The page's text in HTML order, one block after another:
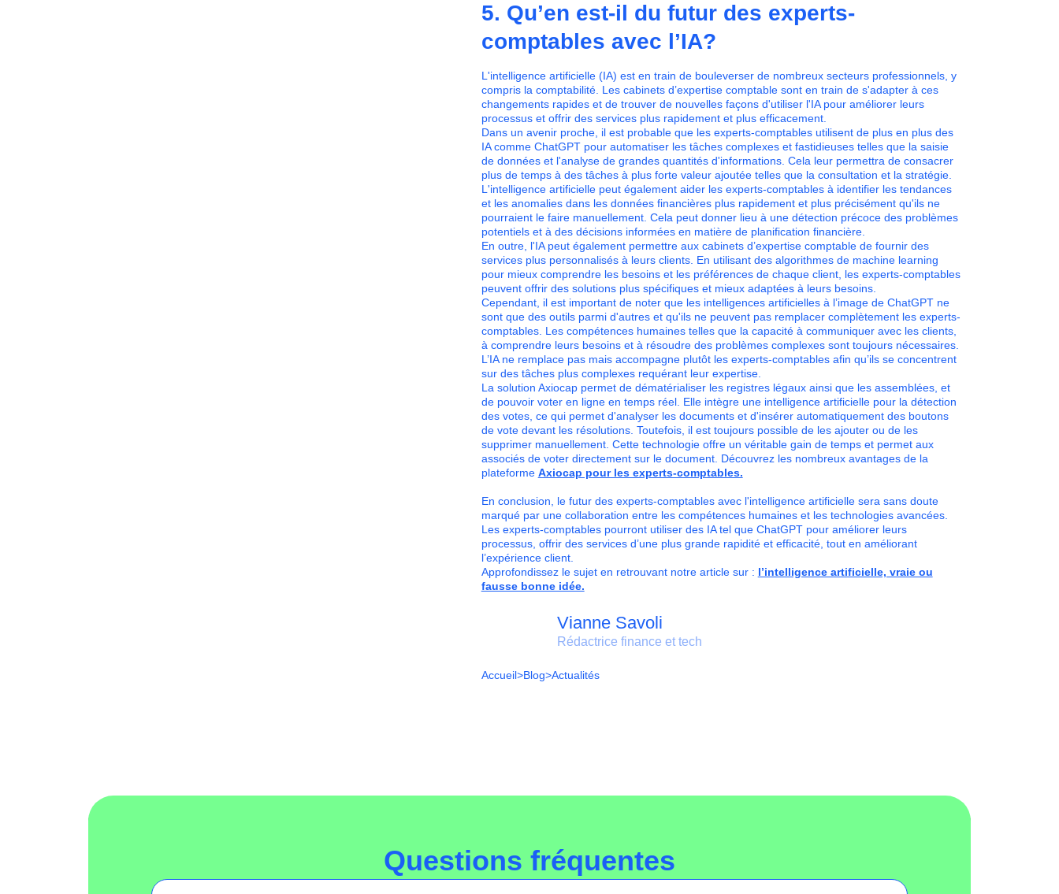
5. Qu’en est-il du futur des experts-
comptables avec l’IA?
L'intelligence artificielle (IA) est en train de bouleverser de nombreux secteurs professionnels, y
compris la comptabilité. Les cabinets d’expertise comptable sont en train de s'adapter à ces
changements rapides et de trouver de nouvelles façons d'utiliser l'IA pour améliorer leurs
processus et offrir des services plus rapidement et plus efficacement.
Dans un avenir proche, il est probable que les experts-comptables utilisent de plus en plus des
IA comme ChatGPT pour automatiser les tâches complexes et fastidieuses telles que la saisie
de données et l'analyse de grandes quantités d'informations. Cela leur permettra de consacrer
plus de temps à des tâches à plus forte valeur ajoutée telles que la consultation et la stratégie.
L'intelligence artificielle peut également aider les experts-comptables à identifier les tendances
et les anomalies dans les données financières plus rapidement et plus précisément qu'ils ne
pourraient le faire manuellement. Cela peut donner lieu à une détection précoce des problèmes
potentiels et à des décisions informées en matière de planification financière.
En outre, l'IA peut également permettre aux cabinets d’expertise comptable de fournir des
services plus personnalisés à leurs clients. En utilisant des algorithmes de machine learning
pour mieux comprendre les besoins et les préférences de chaque client, les experts-comptables
peuvent offrir des solutions plus spécifiques et mieux adaptées à leurs besoins.
Cependant, il est important de noter que les intelligences artificielles à l’image de ChatGPT ne
sont que des outils parmi d'autres et qu'ils ne peuvent pas remplacer complètement les experts-
comptables. Les compétences humaines telles que la capacité à communiquer avec les clients,
à comprendre leurs besoins et à résoudre des problèmes complexes sont toujours nécessaires.
L’IA ne remplace pas mais accompagne plutôt les experts-comptables afin qu’ils se concentrent
sur des tâches plus complexes requérant leur expertise.
La solution Axiocap permet de dématérialiser les registres légaux ainsi que les assemblées, et
de pouvoir voter en ligne en temps réel. Elle intègre une intelligence artificielle pour la détection
des votes, ce qui permet d'analyser les documents et d'insérer automatiquement des boutons
de vote devant les résolutions. Toutefois, il est toujours possible de les ajouter ou de les
supprimer manuellement. Cette technologie offre un véritable gain de temps et permet aux
associés de voter directement sur le document. Découvrez les nombreux avantages de la
plateforme Axiocap pour les experts-comptables.
En conclusion, le futur des experts-comptables avec l'intelligence artificielle sera sans doute
marqué par une collaboration entre les compétences humaines et les technologies avancées.
Les experts-comptables pourront utiliser des IA tel que ChatGPT pour améliorer leurs
processus, offrir des services d’une plus grande rapidité et efficacité, tout en améliorant
l’expérience client.
Approfondissez le sujet en retrouvant notre article sur : l’intelligence artificielle, vraie ou
fausse bonne idée.
Vianne Savoli
Rédactrice finance et tech
Accueil >Blog>Actualités
Questions fréquentes